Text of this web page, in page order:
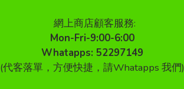
網上商店顧客服務:
Mon-Fri-9:00-6:00
Whatapps: 52297149
(代客落單，方便快捷，請Whatapps 我們)